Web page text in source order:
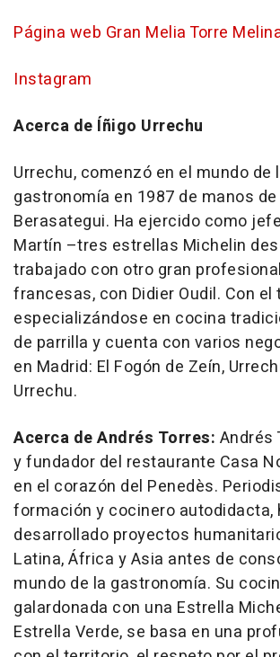
Página web Gran Melia Torre
Instagram
Acerca de Íñigo Urrechu
Urrechu, comenzó en el mundo de
gastronomía en 1987 de manos
Berasategui. Ha ejercido como
Martín –tres estrellas Michelin
trabajado con otro gran
francesas, con Didier Oudil. Con el
especializándose en cocina
de parrilla y cuenta con varios
en Madrid: El Fogón de Zeín,
Urrechu.
Acerca de Andrés Torres: Andrés
y fundador del restaurante Casa
en el corazón del Penedès.
formación y cocinero autodidacta,
desarrollado proyectos
Latina, África y Asia antes de
mundo de la gastronomía. Su
galardonada con una Estrella
Estrella Verde, se basa en una